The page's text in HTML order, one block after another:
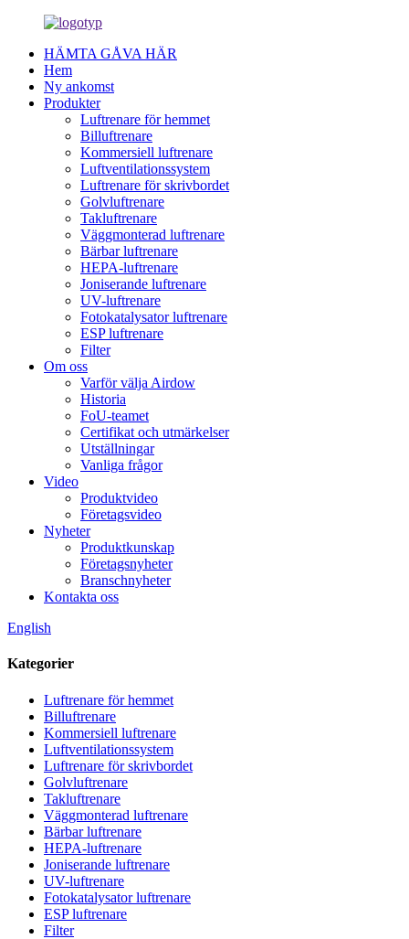
HÄMTA GÅVA HÄR
Hem
Ny ankomst
Produkter
Luftrenare för hemmet
Billuftrenare
Kommersiell luftrenare
Luftventilationssystem
Luftrenare för skrivbordet
Golvluftrenare
Takluftrenare
Väggmonterad luftrenare
Bärbar luftrenare
HEPA-luftrenare
Joniserande luftrenare
UV-luftrenare
Fotokatalysator luftrenare
ESP luftrenare
Filter
Om oss
Varför välja Airdow
Historia
FoU-teamet
Certifikat och utmärkelser
Utställningar
Vanliga frågor
Video
Produktvideo
Företagsvideo
Nyheter
Produktkunskap
Företagsnyheter
Branschnyheter
Kontakta oss
English
Kategorier
Luftrenare för hemmet
Billuftrenare
Kommersiell luftrenare
Luftventilationssystem
Luftrenare för skrivbordet
Golvluftrenare
Takluftrenare
Väggmonterad luftrenare
Bärbar luftrenare
HEPA-luftrenare
Joniserande luftrenare
UV-luftrenare
Fotokatalysator luftrenare
ESP luftrenare
Filter